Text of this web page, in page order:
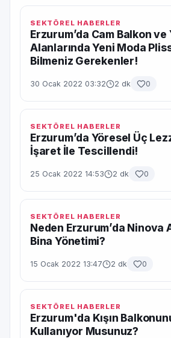
SEKTÖREL HABERLER
Erzurum’da Cam Balkon ve
Alanlarında Yeni Moda
Bilmeniz Gerekenler!
30 Ocak 2022 03:32 2 dk 0
SEKTÖREL HABERLER
Erzurum’da Yöresel Üç
İşaret İle Tescillendi!
25 Ocak 2022 14:53 2 dk 0
SEKTÖREL HABERLER
Neden Erzurum’da Ninova
Bina Yönetimi?
15 Ocak 2022 13:47 2 dk 0
SEKTÖREL HABERLER
Erzurum'da Kışın
Kullanıyor Musunuz?